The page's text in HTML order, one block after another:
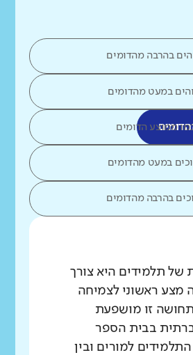
בהרבה מהדומים
במעט מהדומים
ממוצע הדומים
במעט מהדומים
בהרבה מהדומים
של תלמידים היא צורך
מצע ראשוני לצמיחה
זו מושפעת
בבית הספר
למורים ובין